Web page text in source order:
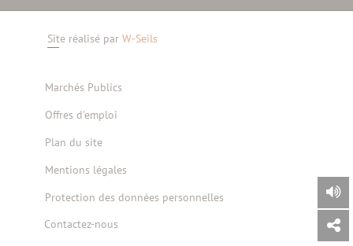
Site réalisé par W-Seils
Marchés Publics
Offres d'emploi
Plan du site
Mentions légales
Protection des données personnelles
Contactez-nous